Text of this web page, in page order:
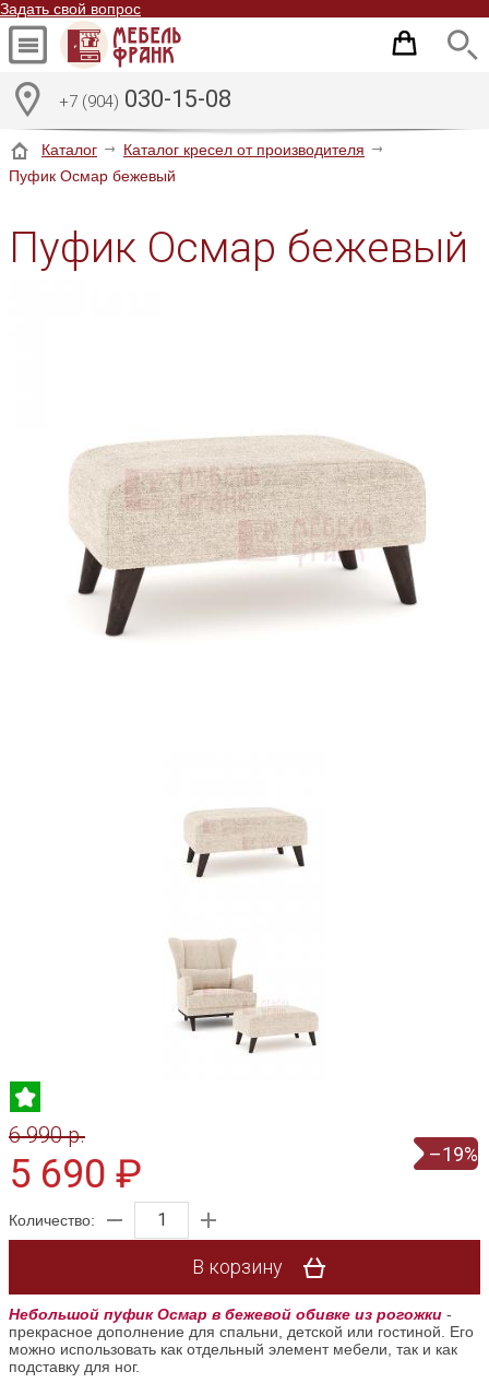
Задать свой вопрос
+7 (904) 030-15-08
Каталог
Каталог кресел от производителя
Пуфик Осмар бежевый
Пуфик Осмар бежевый
6 990 p.
–19%
5 690 ₽
Количество:
В корзину
Небольшой пуфик Осмар в бежевой обивке из рогожки -
прекрасное дополнение для спальни, детской или гостиной. Его
можно использовать как отдельный элемент мебели, так и как
подставку для ног.